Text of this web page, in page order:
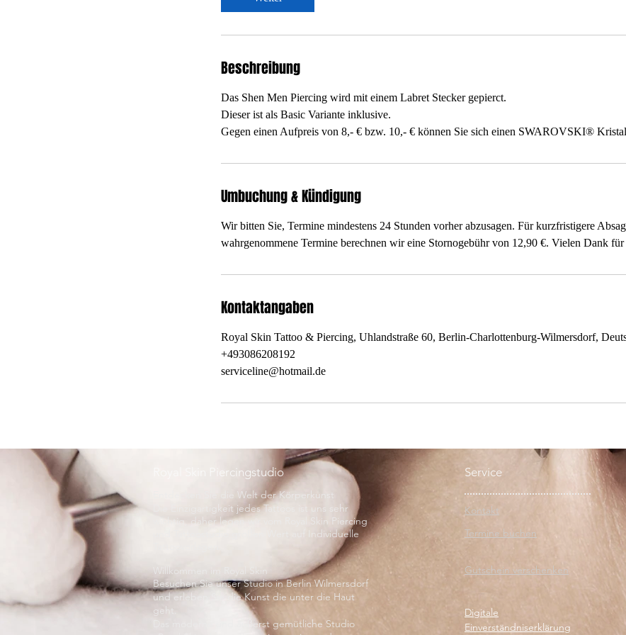
Beschreibung
Das Shen Men Piercing wird mit einem Labret Stecker gepierct.
Dieser ist als Basic Variante inklusive.
Gegen einen Aufpreis von 8,- € bzw. 10,- € können Sie sich einen SWAROVSKI®
Umbuchung & Kündigung
Wir bitten Sie, Termine mindestens 24 Stunden vorher abzusagen. Für kurzfristigere
wahrgenommene Termine berechnen wir eine Stornogebühr von 12,90 €. Vielen Dank
Kontaktangaben
Royal Skin Tattoo & Piercing, Uhlandstraße 60, Berlin-Charlottenburg-Wilmersdorf,
+493086208192
serviceline@hotmail.de
Royal Skin Piercingstudio
Entdecken Sie die Welt der Körperkunst
Die Einzigartigkeit jedes Tattoos ist uns sehr
wichtig, daher legen wir vom Royal Skin Piercing
und Tattoostudio großen Wert auf Individuelle
Willkommen im Royal Skin
Besuchen Sie unser Studio in Berlin Wilmersdorf
und erleben Sie die Kunst die unter die Haut
geht.
Das moderne und äußerst gemütliche Studio
Service
Kontakt
Termine buchen
Gutschein verschenken
Digitale
Einverständniserklärung